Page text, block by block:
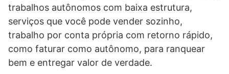
trabalhos autônomos com baixa estrutura,
serviços que você pode vender sozinho,
trabalho por conta própria com retorno rápido,
como faturar como autônomo, para ranquear
bem e entregar valor de verdade.